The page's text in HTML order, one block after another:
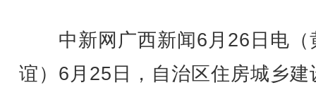
中新网广西新闻6月26日电（
谊）6月25日，自治区住房城乡建